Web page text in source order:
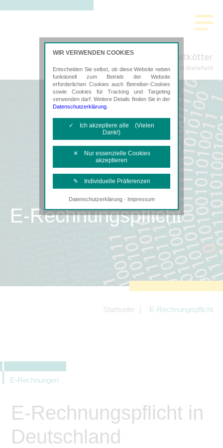
Horstkötter
Steuerberatung in Bielefeld
E-Rechnungspflicht
Startseite E-Rechnungspflicht
E-Rechnungen
E-Rechnungspflicht in
Deutschland
WIR VERWENDEN COOKIES
Entscheiden Sie selbst, ob diese Website neben
funktionell zum Betrieb der Website
erforderlichen Cookies auch Betreiber-Cookies
sowie Cookies für Tracking und Targeting
verwenden darf. Weitere Details finden Sie in der
Datenschutzerklärung
✓ Ich akzeptiere alle (Vielen
Dank!)
✕ Nur essenzielle Cookies
akzeptieren
✎ Individuelle Präferenzen
Notwendige Cookies
Diese Cookies sind erforderlich, um die
grundlegende Funktionalität der Website
Tracking- und Targeting-Cookies
Diese Cookies sind erforderlich, um
unsere Website auf Ihre Bedürfnisse hin
zu optimieren. Hierzu gehört eine
bedarfsgerechte Gestaltung und
fortlaufende Verbesserung unseres
Angebotes einschließlich der
Angeboten von z.B. Facebook und
Datenschutzerklärung· Impressum